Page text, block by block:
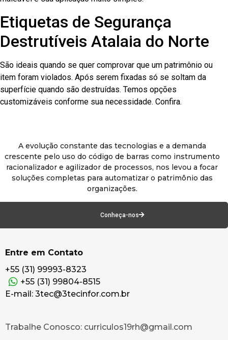
Etiquetas de Segurança
Destrutíveis Atalaia do Norte
São ideais quando se quer comprovar que um patrimônio ou
item foram violados. Após serem fixadas só se soltam da
superfície quando são destruídas. Temos opções
customizáveis conforme sua necessidade. Confira.
A evolução constante das tecnologias e a demanda
crescente pelo uso do código de barras como instrumento
racionalizador e agilizador de processos, nos levou a focar
soluções completas para automatizar o patrimônio das
organizações.
Conheça-nos
Entre em Contato
+55 (31) 99993-8323
+55 (31) 99804-8515
E-mail: 3tec@3tecinfor.com.br
Trabalhe Conosco: curriculos19rh@gmail.com